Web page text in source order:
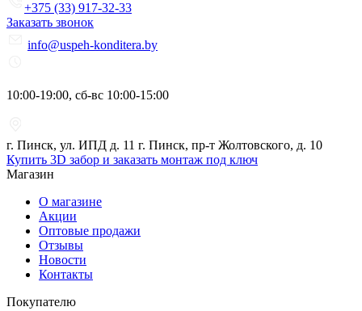
+375 (33) 917-32-33
Заказать звонок
info@uspeh-konditera.by
10:00-19:00, сб-вс 10:00-15:00
г. Пинск, ул. ИПД д. 11 г. Пинск, пр-т Жолтовского, д. 10
Купить 3D забор и заказать монтаж под ключ
Магазин
О магазине
Акции
Оптовые продажи
Отзывы
Новости
Контакты
Покупателю